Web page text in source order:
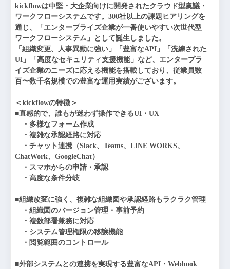
kickflowは中堅・大企業向けに開発されたクラウド型稟議・
ワークフローシステムです。300社以上の課題ヒアリングを
通じ、「エンタープライズ企業が一番使いやすい次世代型
ワークフローシステム」として誕生しました。
「組織変更、人事異動に強い」「豊富なAPI」「洗練された
UI」「高度なセキュリティ支援機能」など、エンタープラ
イズ企業のニーズに応える機能を搭載しており、従業員数
百〜数千名規模での豊富な運用実績がございます。
＜kickflowの特徴＞
■直感的で、誰もが迷わず操作できるUI・UX
・多様なフォーム作成
・複雑な承認経路に対応
・チャット連携（Slack、Teams、LINE WORKS、
ChatWork、GoogleChat）
・スマホからの申請・承認
・高度な条件分岐
■組織改変に強く、複雑な組織図や承認経路もラクラク管理
・組織図のバージョン管理・事前予約
・複数部署兼務に対応
・システム管理権限の移譲機能
・閲覧範囲のコントロール
■外部システムとの連携を実現する豊富なAPI・Webhook